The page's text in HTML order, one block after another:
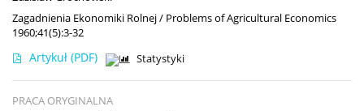
Zagadnienia Ekonomiki Rolnej / Problems of Agricultural Economics
1960;41(5):3-32
Artykuł (PDF) Statystyki
PRACA ORYGINALNA